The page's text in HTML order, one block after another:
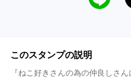
このスタンプの説明
『ねこ好きさんの為の仲良しさ